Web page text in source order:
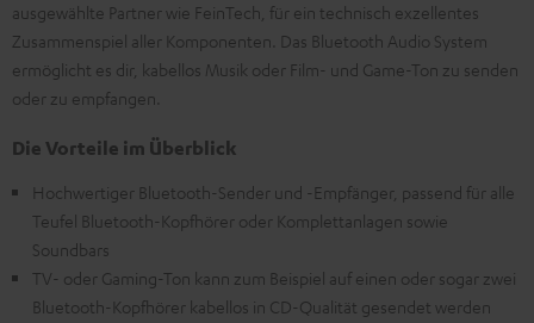
ausgewählte Partner wie FeinTech, für ein technisch exzellentes
Zusammenspiel aller Komponenten. Das Bluetooth Audio System
ermöglicht es dir, kabellos Musik oder Film- und Game-Ton zu senden
oder zu empfangen.
Die Vorteile im Überblick
Hochwertiger Bluetooth-Sender und -Empfänger, passend für alle
Teufel Bluetooth-Kopfhörer oder Komplettanlagen sowie
Soundbars
TV- oder Gaming-Ton kann zum Beispiel auf einen oder sogar zwei
Bluetooth-Kopfhörer kabellos in CD-Qualität gesendet werden